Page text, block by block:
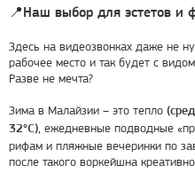
📍Наш выбор для эстетов и
Здесь на видеозвонках даже не
рабочее место и так будет с
Разве не мечта?
Зима в Малайзии – это тепло
32°C), ежедневные подводные
рифам и пляжные вечеринки по
после такого воркейшна